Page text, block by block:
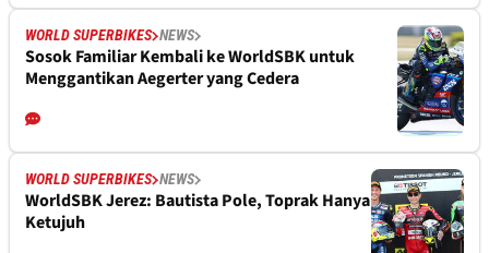
WORLD SUPERBIKES NEWS
Sosok Familiar Kembali ke WorldSBK untuk
Menggantikan Aegerter yang Cedera
WORLD SUPERBIKES NEWS
WorldSBK Jerez: Bautista Pole, Toprak Hanya
Ketujuh